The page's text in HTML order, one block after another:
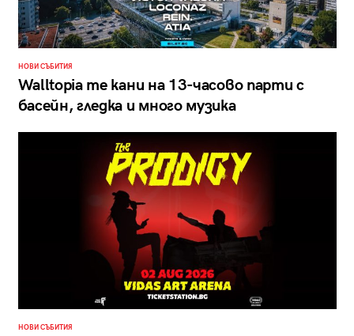
НОВИ СЪБИТИЯ
Walltopia те кани на 13-часово парти с
басейн, гледка и много музика
НОВИ СЪБИТИЯ